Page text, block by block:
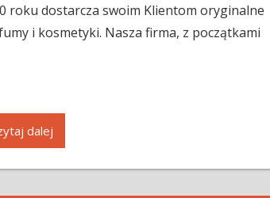
roku dostarcza swoim Klientom oryginalne
i kosmetyki. Nasza firma, z początkami
dalej